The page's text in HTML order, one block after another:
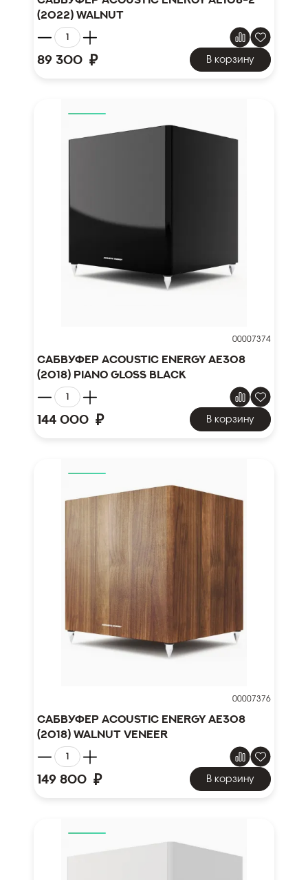
(2022) Walnut
89 300 ₽ В корзину
00007374
Сабвуфер Acoustic Energy AE308
(2018) Piano Gloss Black
144 000 ₽ В корзину
00007376
Сабвуфер Acoustic Energy AE308
(2018) Walnut Veneer
149 800 ₽ В корзину